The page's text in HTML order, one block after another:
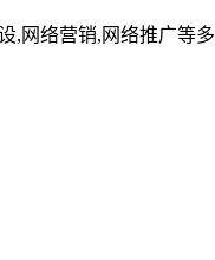
,网络营销,网络推广等